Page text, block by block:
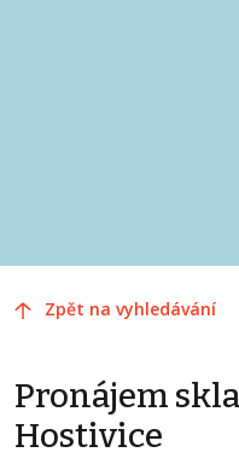
Zpět na vyhledávání
Pronájem
Hostivice